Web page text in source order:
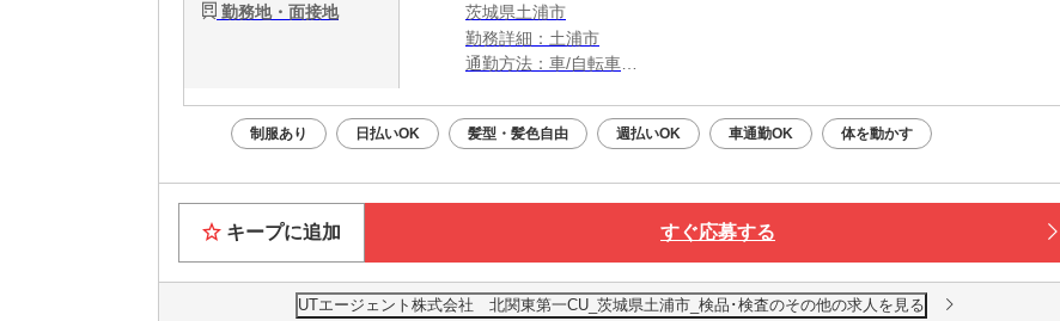
勤務地・面接地
茨城県土浦市
勤務詳細：土浦市
通勤方法：車/自転車
制服あり 日払いOK 髪型・髪色自由 週払いOK 車通勤OK 体を動かす
キープに追加 すぐ応募する
UTエージェント株式会社 北関東第一CU_茨城県土浦市_検品･検査のその他の求人を見る